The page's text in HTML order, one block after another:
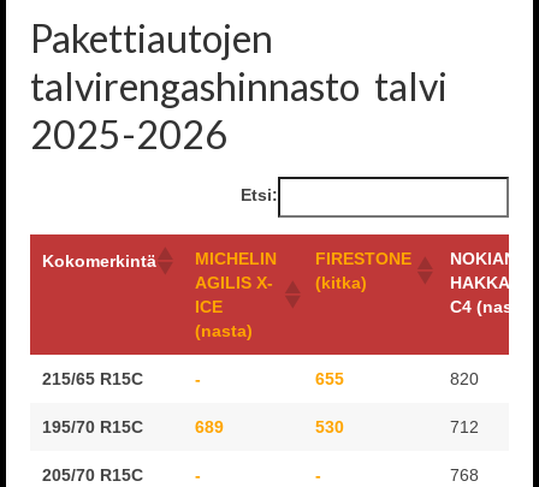
Pakettiautojen
talvirengashinnasto talvi
2025-2026
Etsi:
Kokomerkintä
MICHELIN
AGILIS X-
ICE
(nasta)
FIRESTONE
(kitka)
NOKIAN
C4 (nasta)
Kokomerkintä
(nasta)
(kitka)
215/65 R15C - 655 820
195/70 R15C 689 530 712
205/70 R15C - - 768